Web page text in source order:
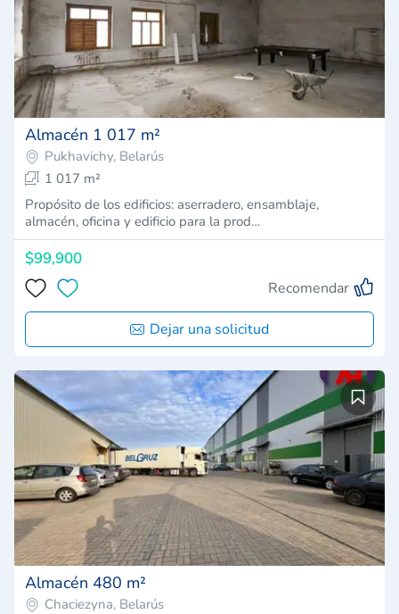
Almacén 1 017 m²
Pukhavichy, Belarús
1 017 m²
Propósito de los edificios: aserradero, ensamblaje,
almacén, oficina y edificio para la prod…
$99,900
Recomendar
Dejar una solicitud
Almacén 480 m²
Chaciezyna, Belarús